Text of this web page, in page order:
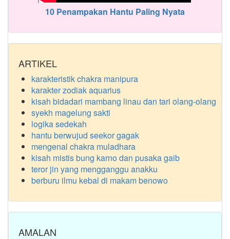
10 Penampakan Hantu Paling Nyata
ARTIKEL
karakteristik chakra manipura
karakter zodiak aquarius
kisah bidadari mambang linau dan tari olang-olang
syekh magelung sakti
logika sedekah
hantu berwujud seekor gagak
mengenal chakra muladhara
kisah mistis bung karno dan pusaka gaib
teror jin yang mengganggu anakku
berburu ilmu kebal di makam benowo
AMALAN